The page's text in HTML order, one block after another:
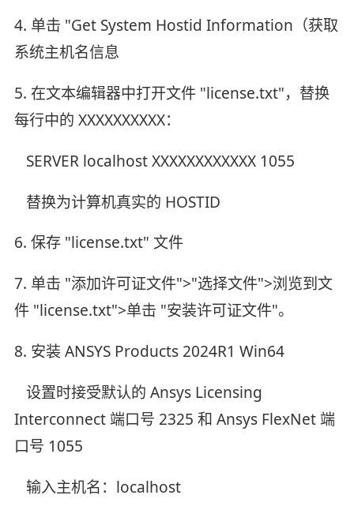
4. 单击 "Get System Hostid Information（获取
系统主机名信息
5. 在文本编辑器中打开文件 "license.txt"，替换
每行中的 XXXXXXXXXX：
SERVER localhost XXXXXXXXXXXX 1055
替换为计算机真实的 HOSTID
6. 保存 "license.txt" 文件
7. 单击 "添加许可证文件">"选择文件">浏览到文
件 "license.txt">单击 "安装许可证文件"。
8. 安装 ANSYS Products 2024R1 Win64
设置时接受默认的 Ansys Licensing
Interconnect 端口号 2325 和 Ansys FlexNet 端
口号 1055
输入主机名：localhost